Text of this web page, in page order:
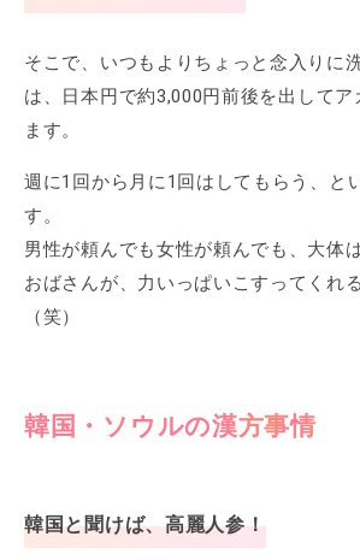
そこで、いつもよりちょっと念入りに
は、日本円で約3,000円前後を出してア
ます。
週に1回から月に1回はしてもらう、と
す。
男性が頼んでも女性が頼んでも、大体
おばさんが、力いっぱいこすってくれ
（笑）
韓国・ソウルの漢方事情
韓国と聞けば、高麗人参！